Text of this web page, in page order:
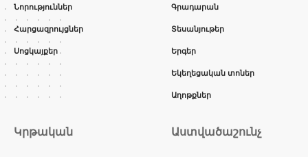
Նորություններ
Հարցազրույցներ
Սոցկայքեր
Գրադարան
Տեսանյութեր
Երգեր
Եկեղեցական տոներ
Աղոթքներ
Կրթական Աստվածաշունչ